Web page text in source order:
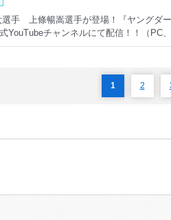
選手 上條暢嵩選手が登場！『ヤング
YouTubeチャンネルにて配信！！（PC
1 2